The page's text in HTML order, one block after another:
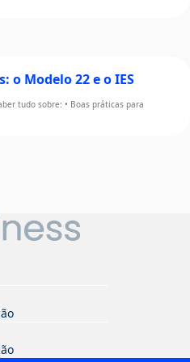
o Modelo 22 e o IES
tudo sobre: • Boas práticas para